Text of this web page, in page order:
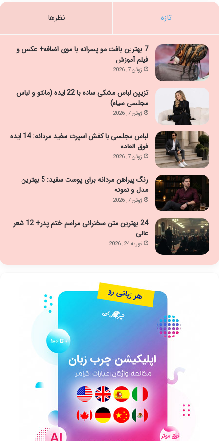
تازه نظرها
7 بهترین بافت مو پسرانه با موی اضافه+ عکس و
فیلم آموزش
ژوئن 7, 2026
تزیین لباس مشکی ساده با 22 ایده (مانتو و لباس
مجلسی سیاه)
ژوئن 7, 2026
لباس مجلسی با کفش اسپرت سفید مردانه: 14 ایده
فوق العاده
ژوئن 7, 2026
رنگ پیراهن مردانه برای پوست سفید: 5 بهترین
مدل و نمونه
ژوئن 7, 2026
24 بهترین متن سخنرانی مراسم ختم پدر+ 12 شعر
عالی
فوریه 24, 2026